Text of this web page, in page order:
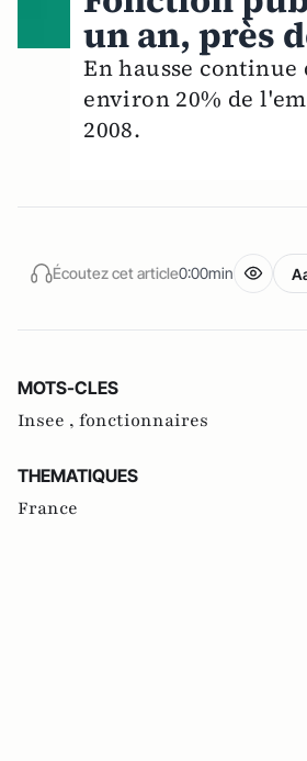
un an, près
En hausse
environ 20% de
2008.
Écoutez cet article0:00min
MOTS-CLES
Insee , fonctionnaires
THEMATIQUES
France